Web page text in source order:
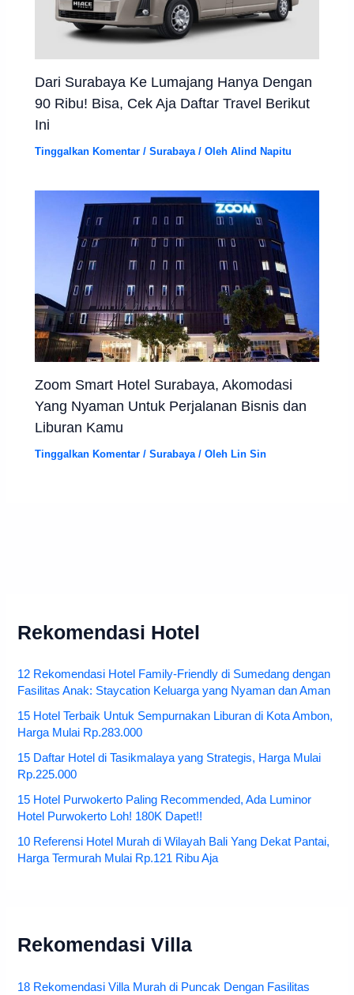
Dari Surabaya Ke Lumajang Hanya Dengan
90 Ribu! Bisa, Cek Aja Daftar Travel Berikut
Ini
Tinggalkan Komentar /Surabaya / OlehAlind Napitu
Zoom Smart Hotel Surabaya, Akomodasi
Yang Nyaman Untuk Perjalanan Bisnis dan
Liburan Kamu
Tinggalkan Komentar /Surabaya / OlehLin Sin
Rekomendasi Hotel
12 Rekomendasi Hotel Family-Friendly di Sumedang dengan
Fasilitas Anak: Staycation Keluarga yang Nyaman dan Aman
15 Hotel Terbaik Untuk Sempurnakan Liburan di Kota Ambon,
Harga Mulai Rp.283.000
15 Daftar Hotel di Tasikmalaya yang Strategis, Harga Mulai
Rp.225.000
15 Hotel Purwokerto Paling Recommended, Ada Luminor
Hotel Purwokerto Loh! 180K Dapet!!
10 Referensi Hotel Murah di Wilayah Bali Yang Dekat Pantai,
Harga Termurah Mulai Rp.121 Ribu Aja
Rekomendasi Villa
18 Rekomendasi Villa Murah di Puncak Dengan Fasilitas